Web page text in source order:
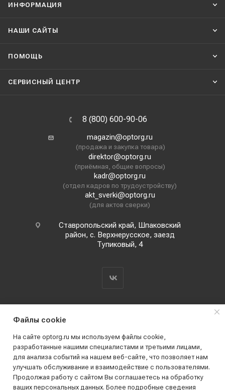
ИНФОРМАЦИЯ
НАШИ CАЙТЫ
ПОМОЩЬ
СЕРВИСНЫЙ ЦЕНТР
8 (800) 600-90-06
magazin@optorg.ru
(продажа и закупка товара)
direktor@optorg.ru
(приёмная, общие вопросы)
kadr@optorg.ru
(отдел кадров по трудоустройству)
akt_sverki@optorg.ru
(для актов сверки)
Ставропольский край, Шпаковский
район, с. Верхнерусское, заезд
Тупиковый, 4
2019 - 2026 © АО КПК "Ставропольстройопторг"
Все права защищены
Файлы cookie
На сайте optorg.ru мы используем файлы cookie,
разработанные нашими специалистами и третьими лицами,
для анализа событий на нашем веб-сайте, что позволяет нам
улучшать обслуживание и взаимодействие с пользователями.
Продолжая работу с сайтом Вы соглашаетесь на обработку
ваших персональных данных. Более подробные сведения